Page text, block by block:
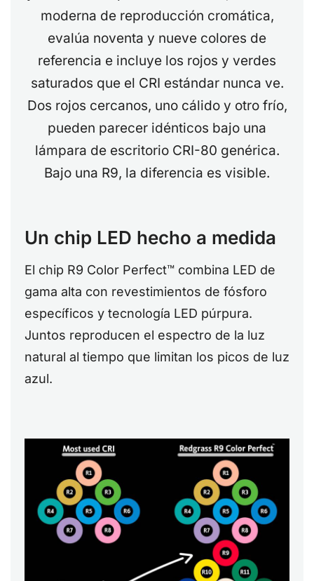
moderna de reproducción cromática,
evalúa noventa y nueve colores de
referencia e incluye los rojos y verdes
saturados que el CRI estándar nunca ve.
Dos rojos cercanos, uno cálido y otro frío,
pueden parecer idénticos bajo una
lámpara de escritorio CRI-80 genérica.
Bajo una R9, la diferencia es visible.
Un chip LED hecho a medida
El chip R9 Color Perfect™ combina LED de
gama alta con revestimientos de fósforo
específicos y tecnología LED púrpura.
Juntos reproducen el espectro de la luz
natural al tiempo que limitan los picos de luz
azul.